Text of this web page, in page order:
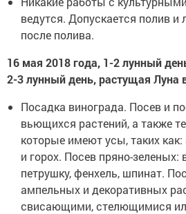
ведутся. Допускается полив и
после полива.
16 мая 2018 года, 1-2 лунный
2-3 лунный день, растущая Луна
Посадка винограда. Посев и
вьющихся растений, а также
которые имеют усы, таких
и горох. Посев пряно-зеленых:
петрушку, фенхель, шпинат.
ампельных и декоративных
свисающими, стелющимися